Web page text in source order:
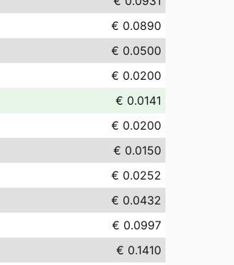
€ 0.0890
€ 0.0500
€ 0.0200
€ 0.0141
€ 0.0200
€ 0.0150
€ 0.0252
€ 0.0432
€ 0.0997
€ 0.1410